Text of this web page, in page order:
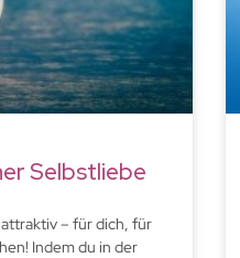
Selbstliebe
– für dich, für
Indem du in der